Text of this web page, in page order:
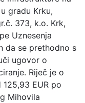
gradu Krku,
373, k.o. Krk,
Uznesenja
da se prethodno s
ugovor o
Riječ je o
EUR po
Mihovila